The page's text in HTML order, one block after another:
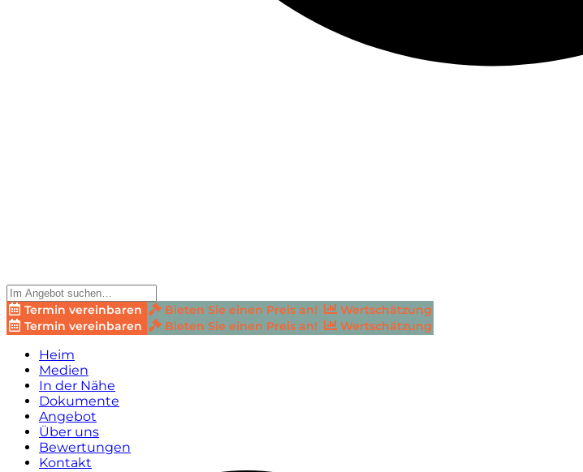
Termin vereinbaren Bieten Sie einen Preis an!
Wertschätzung
Termin vereinbaren
Bieten Sie einen Preis an! Wertschätzung
Heim
Medien
In der Nähe
Dokumente
Angebot
Über uns
Bewertungen
Kontakt